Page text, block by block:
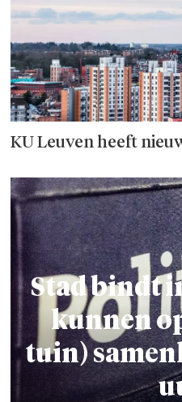
KU Leuven heeft
Stad bindt
kunnen
tuin)